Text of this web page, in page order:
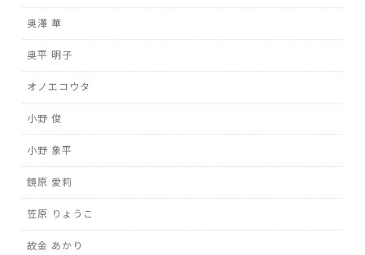
奥澤 華
奥平 明子
オノエコウタ
小野 俊
小野 象平
鏡原 愛莉
笠原 りょうこ
故金 あかり